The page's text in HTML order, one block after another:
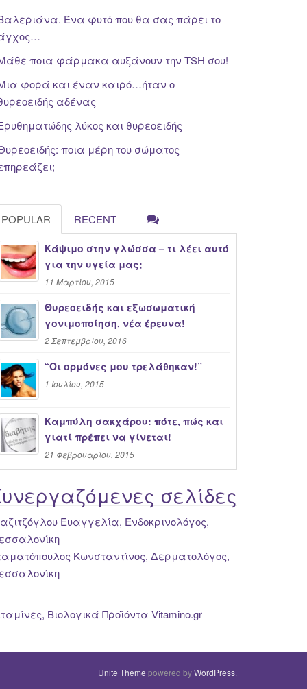
Ένα φυτό που θα σας πάρει το
ποια φάρμακα αυξάνουν την TSH σου!
φορά και έναν καιρό…ήταν ο
αδένας
λύκος και θυρεοειδής
ποια μέρη του σώματος
POPULAR RECENT
Κάψιμο στην γλώσσα – τι λέει αυτό
για την υγεία μας;
11 Μαρτίου, 2015
Θυρεοειδής και εξωσωματική
γονιμοποίηση, νέα έρευνα!
2 Σεπτεμβρίου, 2016
“Oι ορμόνες μου τρελάθηκαν!”
1 Ιουλίου, 2015
Καμπύλη σακχάρου: πότε, πώς και
γιατί πρέπει να γίνεται!
21 Φεβρουαρίου, 2015
σελίδες
Ευαγγελία, Ενδοκρινολόγος,
Κωνσταντίνος, Δερματολόγος,
Βιολογικά Προϊόντα Vitamino.gr
Unite Theme powered byWordPress